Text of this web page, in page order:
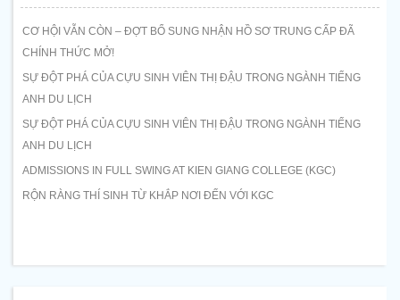
CƠ HỘI VẪN CÒN – ĐỢT BỔ SUNG NHẬN HỒ SƠ TRUNG CẤP ĐÃ
CHÍNH THỨC MỞ!
SỰ ĐỘT PHÁ CỦA CỰU SINH VIÊN THỊ ĐẬU TRONG NGÀNH TIẾNG
ANH DU LỊCH
SỰ ĐỘT PHÁ CỦA CỰU SINH VIÊN THỊ ĐẬU TRONG NGÀNH TIẾNG
ANH DU LỊCH
ADMISSIONS IN FULL SWING AT KIEN GIANG COLLEGE (KGC)
RỘN RÀNG THÍ SINH TỪ KHẮP NƠI ĐẾN VỚI KGC